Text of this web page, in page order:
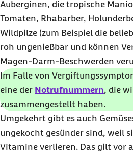
Auberginen, die tropische
Tomaten, Rhabarber,
Wildpilze (zum Beispiel die
roh ungenießbar und können
Magen-Darm-Beschwerden
Im Falle von
eine der Notrufnummern, die
zusammengestellt haben.
Umgekehrt gibt es auch
ungekocht gesünder sind, weil
Vitamine verlieren. Das gilt vor